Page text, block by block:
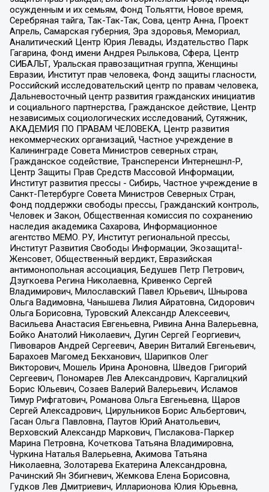
осужденным и их семьям, Фонд Тольятти, Новое время,
Серебряная тайга, Так-Так-Так, Сова, центр Анна, Проект
Апрель, Самарская губерния, Эра здоровья, Мемориал,
Аналитический Центр Юрия Левады, Издательство Парк
Гагарина, Фонд имени Андрея Рылькова, Сфера, Центр
СИБАЛЬТ, Уральская правозащитная группа, Женщины
Евразии, Институт прав человека, Фонд защиты гласности,
Российский исследовательский центр по правам человека,
Дальневосточный центр развития гражданских инициатив
и социального партнерства, Гражданское действие, Центр
независимых социологических исследований, Сутяжник,
АКАДЕМИЯ ПО ПРАВАМ ЧЕЛОВЕКА, Центр развития
некоммерческих организаций, Частное учреждение в
Калининграде Совета Министров северных стран,
Гражданское содействие, Трансперенси Интернешнл-Р,
Центр Защиты Прав Средств Массовой Информации,
Институт развития прессы - Сибирь, Частное учреждение в
Санкт-Петербурге Совета Министров Северных Стран,
Фонд поддержки свободы прессы, Гражданский контроль,
Человек и Закон, Общественная комиссия по сохранению
наследия академика Сахарова, Информационное
агентство МЕМО. РУ, Институт региональной прессы,
Институт Развития Свободы Информации, Экозащита!-
Женсовет, Общественный вердикт, Евразийская
антимонопольная ассоциация, Бедушев Петр Петрович,
Дзугкоева Регина Николаевна, Кривенко Сергей
Владимирович, Милославский Павел Юрьевич, Шнырова
Ольга Вадимовна, Чанышева Лилия Айратовна, Сидорович
Ольга Борисовна, Туровский Александр Алексеевич,
Васильева Анастасия Евгеньевна, Ривина Анна Валерьевна,
Бойко Анатолий Николаевич, Дугин Сергей Георгиевич,
Пивоваров Андрей Сергеевич, Аверин Виталий Евгеньевич,
Барахоев Магомед Бекханович, Шарипков Олег
Викторович, Мошель Ирина Ароновна, Шведов Григорий
Сергеевич, Пономарев Лев Александрович, Каргалицкий
Борис Юльевич, Созаев Валерий Валерьевич, Исламов
Тимур Рифгатович, Романова Ольга Евгеньевна, Щаров
Сергей Алексадрович, Цирульников Борис Альбертович,
Гасан Ольга Павловна, Паутов Юрий Анатольевич,
Верховский Александр Маркович, Пислакова-Паркер
Марина Петровна, Кочеткова Татьяна Владимировна,
Чуркина Наталья Валерьевна, Акимова Татьяна
Николаевна, Золотарева Екатерина Александровна,
Рачинский Ян Збигневич, Жемкова Елена Борисовна,
Гудков Лев Дмитриевич, Илларионова Юлия Юрьевна,